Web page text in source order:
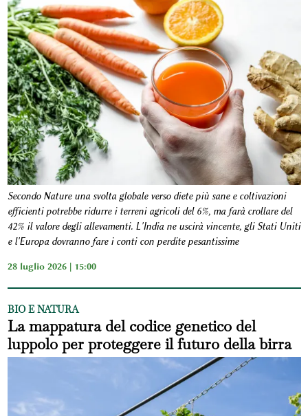
Secondo Nature una svolta globale verso diete più sane e coltivazioni
efficienti potrebbe ridurre i terreni agricoli del 6%, ma farà crollare del
42% il valore degli allevamenti. L'India ne uscirà vincente, gli Stati Uniti
e l'Europa dovranno fare i conti con perdite pesantissime
28 luglio 2026 | 15:00
BIO E NATURA
La mappatura del codice genetico del
luppolo per proteggere il futuro della birra